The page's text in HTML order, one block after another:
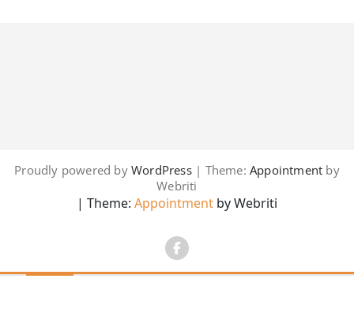
Proudly powered byWordPress| Theme: Appointment by
Webriti
| Theme: Appointment by Webriti